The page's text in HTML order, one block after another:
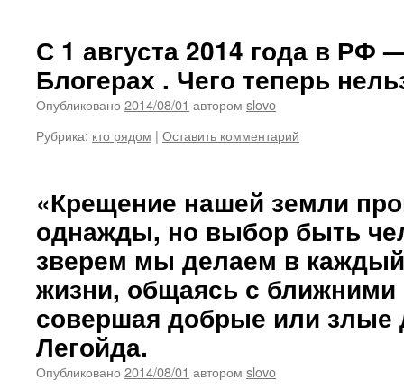
С 1 августа 2014 года в РФ
Блогерах . Чего теперь
Опубликовано 2014/08/01 автором slovo
Рубрика: кто рядом | Оставить комментарий
«Крещение нашей земли
однажды, но выбор быть
зверем мы делаем в
жизни, общаясь с
совершая добрые или
Легойда.
Опубликовано 2014/08/01 автором slovo